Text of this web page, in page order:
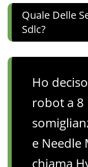
Quale Delle
Sdlc?
Ho
robot a 8
e Needle
chiama